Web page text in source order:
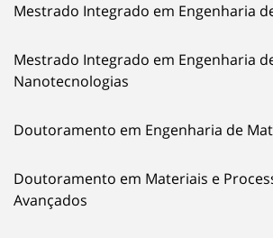
Mestrado Integrado em Engenharia
Mestrado Integrado em Engenharia
Nanotecnologias
Doutoramento em Engenharia de
Doutoramento em Materiais e
Avançados